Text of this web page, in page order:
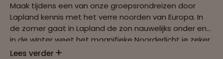
Maak tijdens een van onze groepsrondreizen door
Lapland kennis met het verre noorden van Europa. In
de zomer gaat in Lapland de zon nauwelijks onder en
in de winter weet het magnifieke Noorderlicht je zeker
de adem te benemen. Maak een groepsrondreis door
Lees verder